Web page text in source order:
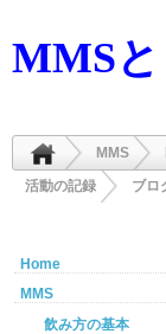
MMS
MMS
活動の記録
ブロ
Home
MMS
飲み方の基本